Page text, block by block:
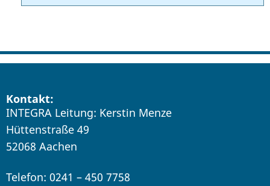
Kontakt:
INTEGRA Leitung: Kerstin Menze
Hüttenstraße 49
52068 Aachen
Telefon: 0241 – 450 7758